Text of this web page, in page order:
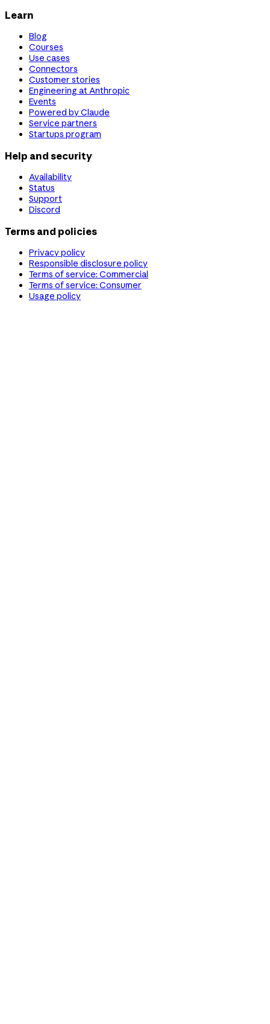
Learn
Blog
Courses
Use cases
Connectors
Customer stories
Engineering at Anthropic
Events
Powered by Claude
Service partners
Startups program
Help and security
Availability
Status
Support
Discord
Terms and policies
Privacy policy
Responsible disclosure policy
Terms of service: Commercial
Terms of service: Consumer
Usage policy